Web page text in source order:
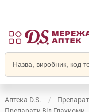
Аптека D.S.